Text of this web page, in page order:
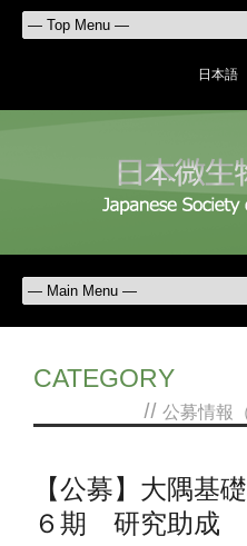
日本語
CATEGORY
// 公募情報
【公募】大隅基
６期 研究助成